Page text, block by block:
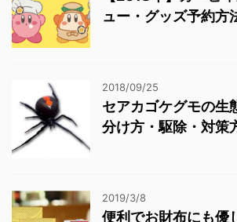
ュー・グッズ予約方
2018/09/25
セアカゴケグモの生
分け方・駆除・対策
2019/3/8
便利でお財布にも優